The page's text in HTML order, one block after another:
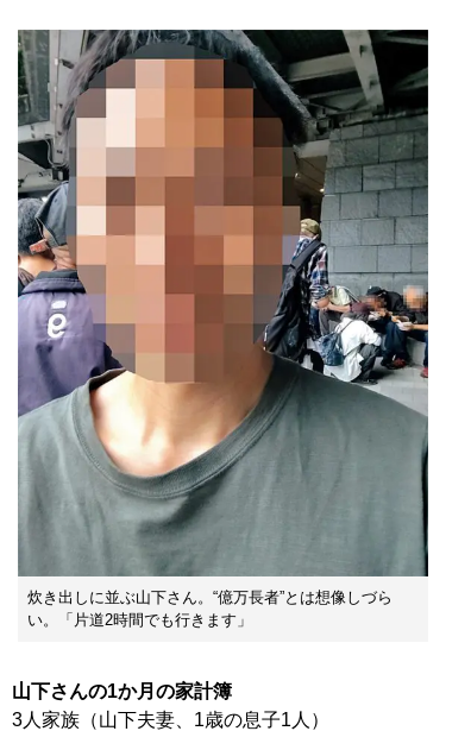
炊き出しに並ぶ山下さん。“億万長者”とは想像しづら
い。「片道2時間でも行きます」
山下さんの1か月の家計簿
3人家族（山下夫妻、1歳の息子1人）